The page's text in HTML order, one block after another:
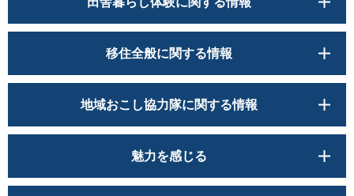
移住全般に関する情報
地域おこし協力隊に関する情報
魅力を感じる